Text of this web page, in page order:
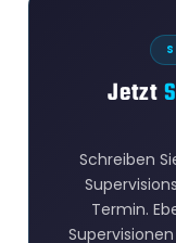
Jetzt
Schreiben
Termin.